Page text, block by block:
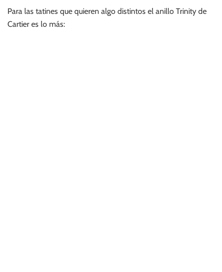
Para las tatines que quieren algo distintos el anillo Trinity de
Cartier es lo más: